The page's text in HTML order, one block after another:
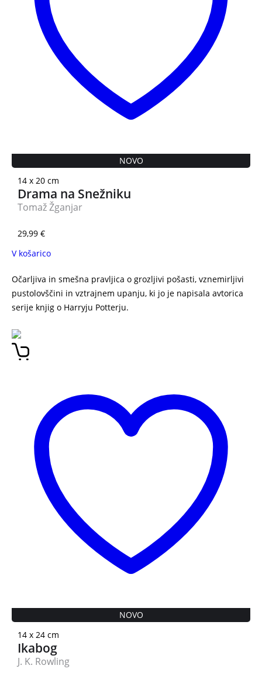
NOVO
14 x 20 cm
Drama na Snežniku
Tomaž Žganjar
29,99 €
V košarico
Očarljiva in smešna pravljica o grozljivi pošasti, vznemirljivi
pustolovščini in vztrajnem upanju, ki jo je napisala avtorica
serije knjig o Harryju Potterju.
NOVO
14 x 24 cm
Ikabog
J. K. Rowling